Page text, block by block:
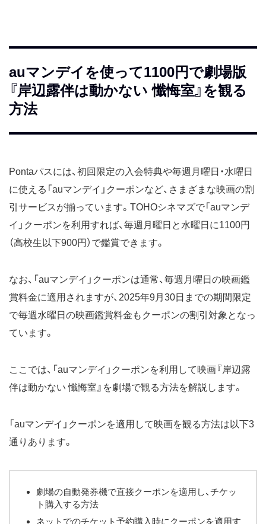
auマンデイを使って1100円で劇場版
『岸辺露伴は動かない 懺悔室』を観る
方法
Pontaパスには、初回限定の入会特典や毎週月曜日・水曜日
に使える「auマンデイ」クーポンなど、さまざまな映画の割
引サービスが揃っています。TOHOシネマズで「auマンデ
イ」クーポンを利用すれば、毎週月曜日と水曜日に1100円
（高校生以下900円）で鑑賞できます。
なお、「auマンデイ」クーポンは通常、毎週月曜日の映画鑑
賞料金に適用されますが、2025年9月30日までの期間限定
で毎週水曜日の映画鑑賞料金もクーポンの割引対象となっ
ています。
ここでは、「auマンデイ」クーポンを利用して映画『岸辺露
伴は動かない 懺悔室』を劇場で観る方法を解説します。
「auマンデイ」クーポンを適用して映画を観る方法は以下3
通りあります。
劇場の自動発券機で直接クーポンを適用し、チケッ
ト購入する方法
ネットでのチケット予約購入時にクーポンを適用す